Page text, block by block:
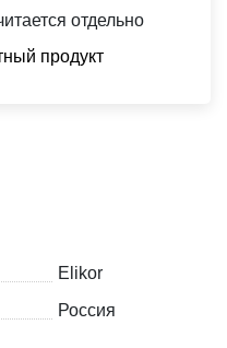
отдельно
продукт
Elikor
Россия